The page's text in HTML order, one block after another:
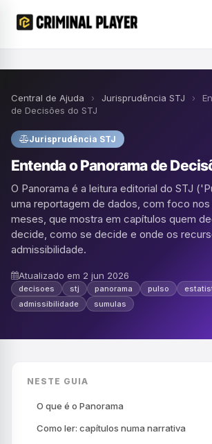
Central de Ajuda › Jurisprudência STJ ›
de Decisões do STJ
Jurisprudência STJ
Entenda o Panorama de
O Panorama é a leitura editorial do STJ
uma reportagem de dados, com foco nos
meses, que mostra em capítulos quem
decide, como se decide e onde os
admissibilidade.
Atualizado em 2 jun 2026
decisoes stj panorama pulso
admissibilidade
sumulas
NESTE GUIA
O que é o Panorama
Como ler: capítulos numa narrativa